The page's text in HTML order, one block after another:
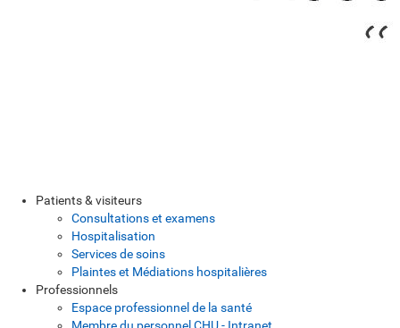
Patients & visiteurs
Consultations et examens
Hospitalisation
Services de soins
Plaintes et Médiations hospitalières
Professionnels
Espace professionnel de la santé